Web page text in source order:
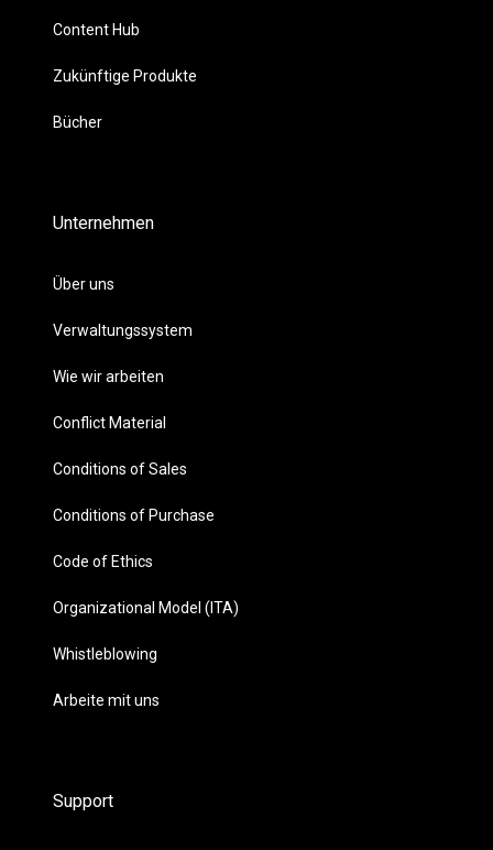
Content Hub
Zukünftige Produkte
Bücher
Unternehmen
Über uns
Verwaltungssystem
Wie wir arbeiten
Conflict Material
Conditions of Sales
Conditions of Purchase
Code of Ethics
Organizational Model (ITA)
Whistleblowing
Arbeite mit uns
Support